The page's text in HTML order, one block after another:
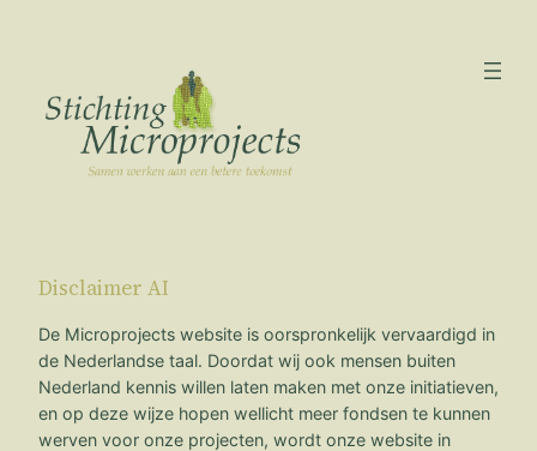
inhoud
Disclaimer AI
De Microprojects website is oorspronkelijk vervaardigd in
de Nederlandse taal. Doordat wij ook mensen buiten
Nederland kennis willen laten maken met onze initiatieven,
en op deze wijze hopen wellicht meer fondsen te kunnen
werven voor onze projecten, wordt onze website in